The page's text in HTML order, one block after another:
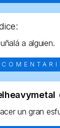
a alguien.
un gran